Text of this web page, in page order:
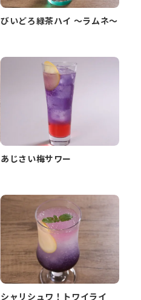
びいどろ緑茶ハイ ～ラムネ～
あじさい梅サワー
シャリシュワ！トワイライ